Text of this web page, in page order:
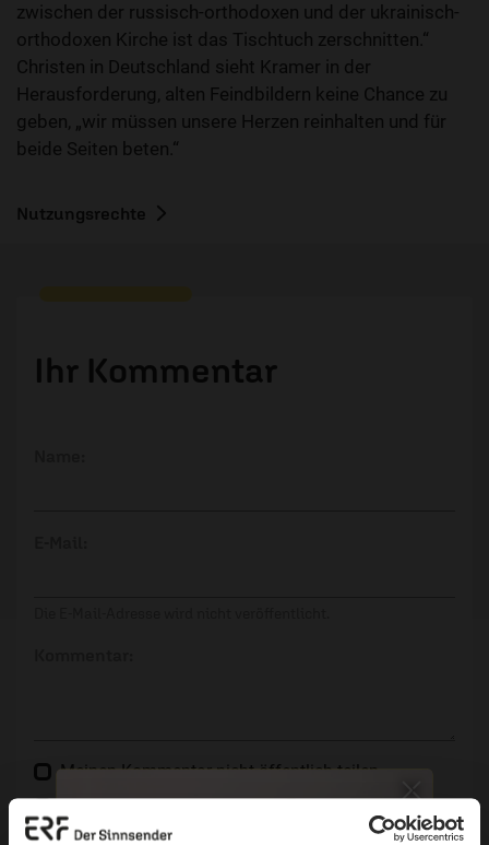
zwischen der russisch-orthodoxen und der ukrainisch-
orthodoxen Kirche ist das Tischtuch zerschnitten.“
Christen in Deutschland sieht Kramer in der
Herausforderung, alten Feindbildern keine Chance zu
geben, „wir müssen unsere Herzen reinhalten und für
beide Seiten beten.“
Nutzungsrechte
Ihr Kommentar
Meinen Kommentar nicht öffentlich teilen.
Ich bin damit einverstanden, dass meine Angaben
anonymisiert erfasst und zum Zweck der